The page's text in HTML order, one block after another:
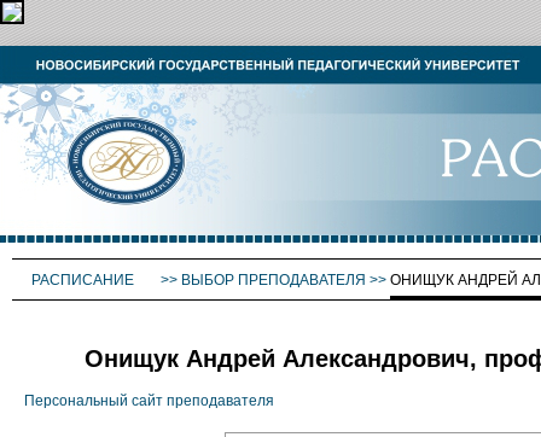
РАСПИСАНИЕ >> ВЫБОР ПРЕПОДАВАТЕЛЯ >> ОНИЩУК АНДРЕЙ
Онищук Андрей Александрович,
Персональный сайт преподавателя